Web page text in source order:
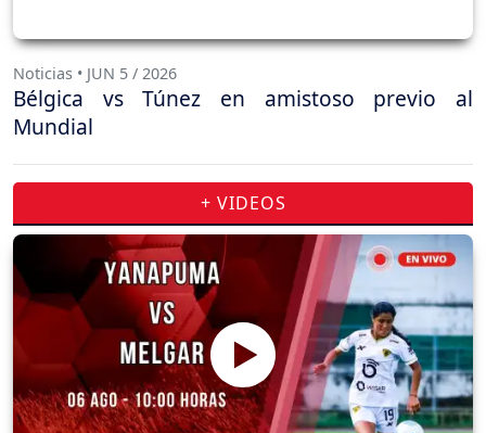
Noticias • JUN 5 / 2026
Bélgica vs Túnez en amistoso previo al
Mundial
+ VIDEOS